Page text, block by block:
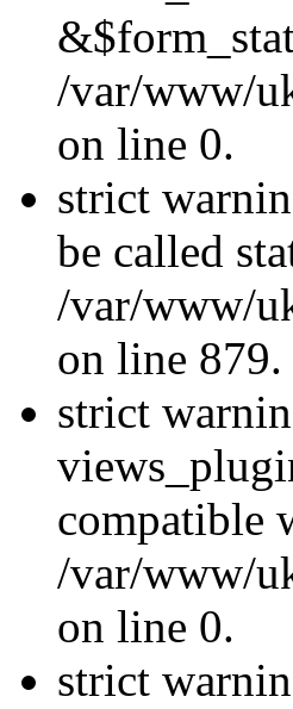
/var/www/
on line 0.
strict
be called
/var/www/
on line 879.
strict
compatible
/var/www/
on line 0.
strict